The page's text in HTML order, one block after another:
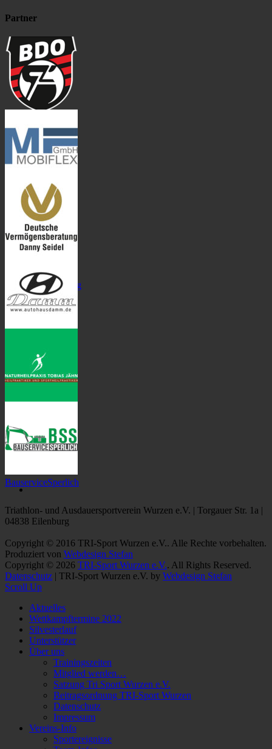
Partner
Logo-Mobiflex-
GmbH
Seidel
Vermögensberatung
BauserviceSperlich
Triathlon- und Ausdauersportverein Wurzen e.V. | Torgauer Str. 1a |
04838 Eilenburg
Copyright © 2016 TRI-Sport Wurzen e.V.. Alle Rechte vorbehalten.
Produziert von Webdesign Stefan
Copyright © 2026 TRI-Sport Wurzen e.V.. All Rights Reserved.
Datenschutz | TRI-Sport Wurzen e.V. by Webdesign Stefan
Scroll Up
Aktuelles
Wettkampftermine 2022
Silvesterlauf
Unterstützer
Über uns
Trainingszeiten
Mitglied werden…
Satzung Tri Sport Wurzen e.V.
Beitragsordnung TRI-Sport Wurzen
Datenschutz
Impressum
Vereins-Info
Sportereignisse